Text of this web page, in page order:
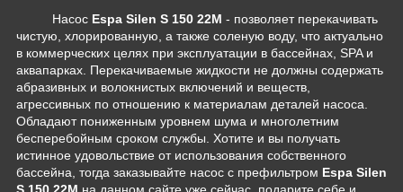
Насос Espa Silen S 150 22M - позволяет перекачивать
чистую, хлорированную, а также соленую воду, что актуально
в коммерческих целях при эксплуатации в бассейнах, SPA и
аквапарках. Перекачиваемые жидкости не должны содержать
абразивных и волокнистых включений и веществ,
агрессивных по отношению к материалам деталей насоса.
Обладают пониженным уровнем шума и многолетним
бесперебойным сроком службы. Хотите и вы получать
истинное удовольствие от использования собственного
бассейна, тогда заказывайте насос с префильтром Espa Silen